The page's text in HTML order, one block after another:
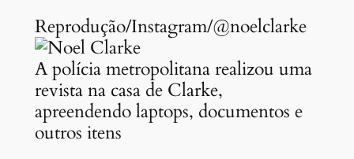
Reprodução/Instagram/@noelclarke
A polícia metropolitana realizou uma
revista na casa de Clarke,
apreendendo laptops, documentos e
outros itens